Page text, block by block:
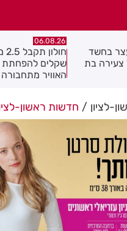
חולון תקבל 2.5 מיליון
זיהום
06.08.26
נעצר תושב
בחשד שאיים על
תחנת בני
לציון חדשות ראשון-